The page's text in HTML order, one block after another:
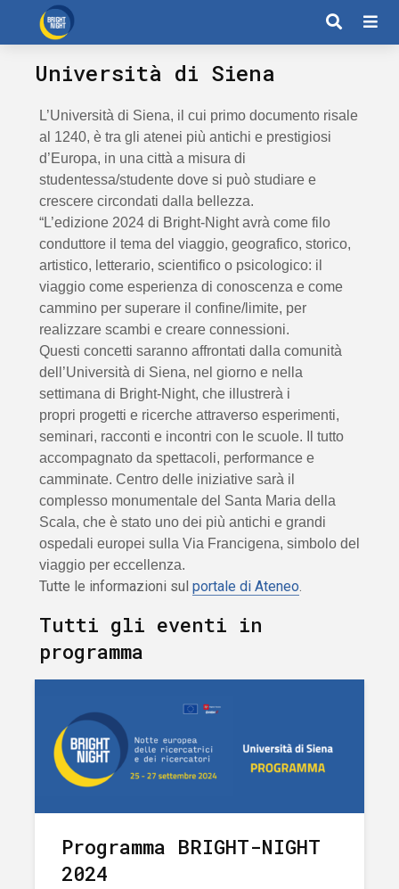
Università di Siena
L’Università di Siena, il cui primo documento risale
al 1240, è tra gli atenei più antichi e prestigiosi
d’Europa, in una città a misura di
studentessa/studente dove si può studiare e
crescere circondati dalla bellezza.
“L’edizione 2024 di Bright-Night avrà come filo
conduttore il tema del viaggio, geografico, storico,
artistico, letterario, scientifico o psicologico: il
viaggio come esperienza di conoscenza e come
cammino per superare il confine/limite, per
realizzare scambi e creare connessioni.
Questi concetti saranno affrontati dalla comunità
dell’Università di Siena, nel giorno e nella
settimana di Bright-Night, che illustrerà i
propri progetti e ricerche attraverso esperimenti,
seminari, racconti e incontri con le scuole. Il tutto
accompagnato da spettacoli, performance e
camminate. Centro delle iniziative sarà il
complesso monumentale del Santa Maria della
Scala, che è stato uno dei più antichi e grandi
ospedali europei sulla Via Francigena, simbolo del
viaggio per eccellenza.
Tutte le informazioni sul portale di Ateneo.
Tutti gli eventi in
programma
Programma BRIGHT-NIGHT
2024